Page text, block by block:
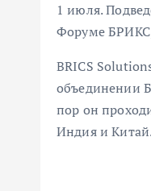
1 июля.
Форуме БРИКС,
BRICS
объединении
пор он
Индия и